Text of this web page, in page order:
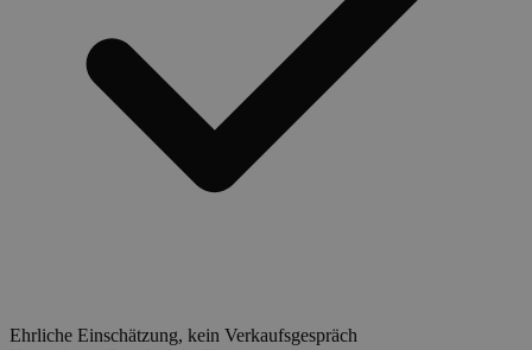
Ehrliche Einschätzung, kein Verkaufsgespräch